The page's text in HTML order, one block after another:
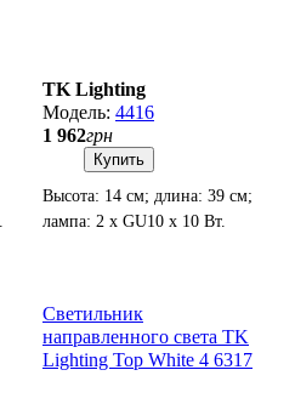
TK Lighting
4416
1 962грн
Купить
Высота: 14 см; длина: 39 см;
лампа: 2 х GU10 х 10 Вт.
Светильник
направленного света TK
Lighting Top White 4 6317